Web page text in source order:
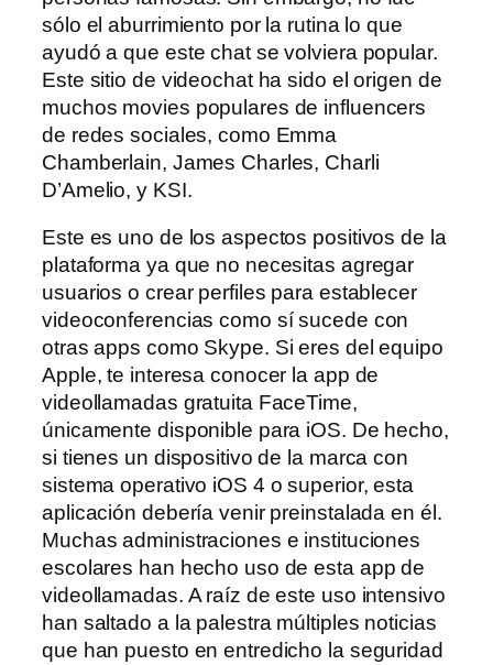
sólo el aburrimiento por la rutina lo que
ayudó a que este chat se volviera popular.
Este sitio de videochat ha sido el origen de
muchos movies populares de influencers
de redes sociales, como Emma
Chamberlain, James Charles, Charli
D’Amelio, y KSI.
Este es uno de los aspectos positivos de la
plataforma ya que no necesitas agregar
usuarios o crear perfiles para establecer
videoconferencias como sí sucede con
otras apps como Skype. Si eres del equipo
Apple, te interesa conocer la app de
videollamadas gratuita FaceTime,
únicamente disponible para iOS. De hecho,
si tienes un dispositivo de la marca con
sistema operativo iOS 4 o superior, esta
aplicación debería venir preinstalada en él.
Muchas administraciones e instituciones
escolares han hecho uso de esta app de
videollamadas. A raíz de este uso intensivo
han saltado a la palestra múltiples noticias
que han puesto en entredicho la seguridad